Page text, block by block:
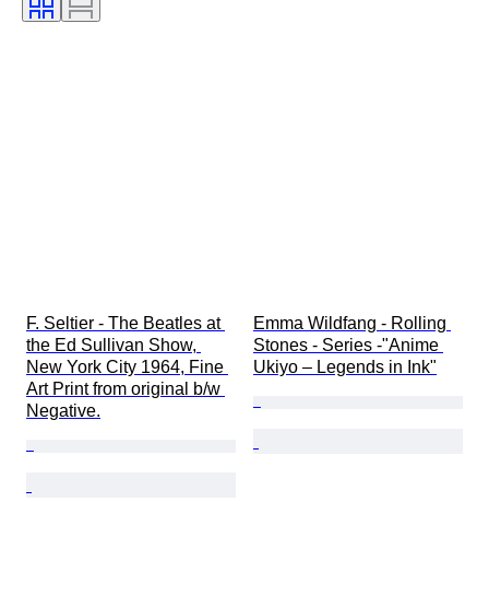
Musik-Memorabilien-Typ
F. Seltier - The Beatles at
the Ed Sullivan Show,
New York City 1964, Fine
Art Print from original b/w
Negative.
Emma Wildfang - Rolling
Stones - Series -"Anime
Ukiyo – Legends in Ink"